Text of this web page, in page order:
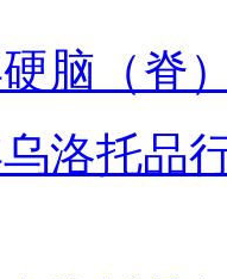
脑（脊
乌洛托品